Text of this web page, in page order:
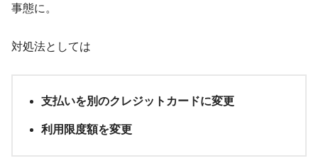
事態に。
対処法としては
支払いを別のクレジットカードに変更
利用限度額を変更